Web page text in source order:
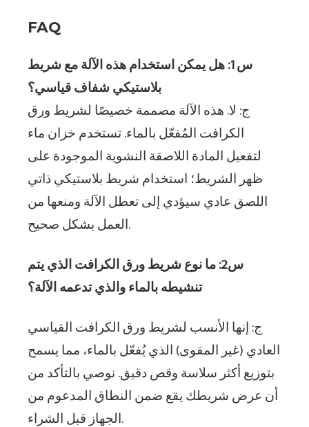
FAQ
س1: هل يمكن استخدام هذه الآلة مع شريط
بلاستيكي شفاف قياسي؟
ج: لا. هذه الآلة مصممة خصيصًا لشريط ورق
الكرافت المُفعّل بالماء. تستخدم خزان ماء
لتفعيل المادة اللاصقة النشوية الموجودة على
ظهر الشريط؛ استخدام شريط بلاستيكي ذاتي
اللصق عادي سيؤدي إلى تعطل الآلة ومنعها من
العمل بشكل صحيح.
س2: ما نوع شريط ورق الكرافت الذي يتم
تنشيطه بالماء والذي تدعمه الآلة؟
ج: إنها الأنسب لشريط ورق الكرافت القياسي
العادي (غير المقوى) الذي يُفعّل بالماء، مما يسمح
بتوزيع أكثر سلاسة وقص دقيق. نوصي بالتأكد من
أن عرض شريطك يقع ضمن النطاق المدعوم من
الجهاز قبل الشراء.